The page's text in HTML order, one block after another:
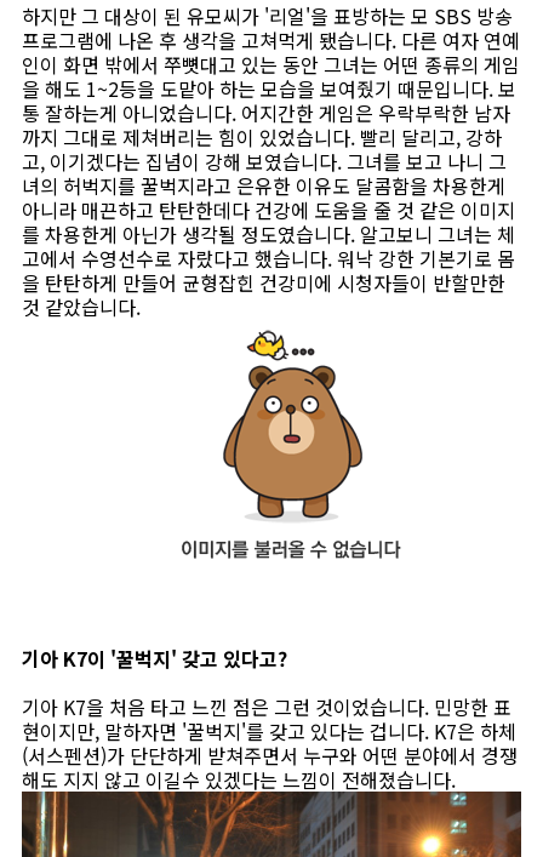
하지만 그 대상이 된 유모씨가 '리얼'을 표방하는 모 SBS 방송
프로그램에 나온 후 생각을 고쳐먹게 됐습니다. 다른 여자 연예
인이 화면 밖에서 쭈뼛대고 있는 동안 그녀는 어떤 종류의 게임
을 해도 1~2등을 도맡아 하는 모습을 보여줬기 때문입니다. 보
통 잘하는게 아니었습니다. 어지간한 게임은 우락부락한 남자
까지 그대로 제쳐버리는 힘이 있었습니다. 빨리 달리고, 강하
고, 이기겠다는 집념이 강해 보였습니다. 그녀를 보고 나니 그
녀의 허벅지를 꿀벅지라고 은유한 이유도 달콤함을 차용한게
아니라 매끈하고 탄탄한데다 건강에 도움을 줄 것 같은 이미지
를 차용한게 아닌가 생각될 정도였습니다. 알고보니 그녀는 체
고에서 수영선수로 자랐다고 했습니다. 워낙 강한 기본기로 몸
을 탄탄하게 만들어 균형잡힌 건강미에 시청자들이 반할만한
것 같았습니다.
기아 K7이 '꿀벅지' 갖고 있다고?
기아 K7을 처음 타고 느낀 점은 그런 것이었습니다. 민망한 표
현이지만, 말하자면 '꿀벅지'를 갖고 있다는 겁니다. K7은 하체
(서스펜션)가 단단하게 받쳐주면서 누구와 어떤 분야에서 경쟁
해도 지지 않고 이길수 있겠다는 느낌이 전해졌습니다.